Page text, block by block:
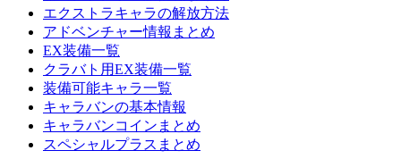
エクストラキャラの解放方法
アドベンチャー情報まとめ
EX装備一覧
クラバト用EX装備一覧
装備可能キャラ一覧
キャラバンの基本情報
キャラバンコインまとめ
スペシャルプラスまとめ